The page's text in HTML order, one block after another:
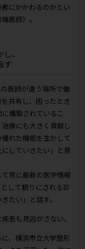
にかかわるのかとい
医師）。
、
す
医師が違う場所で働
共有し、困ったとき
構築されているこ
療にも大きく貢献し
れた機能を生かして
していきたい」と意
常に最新の医学情報
して頼りにされる診
たい」と話す。
も見逃がさない――。
、横浜市立大学整形